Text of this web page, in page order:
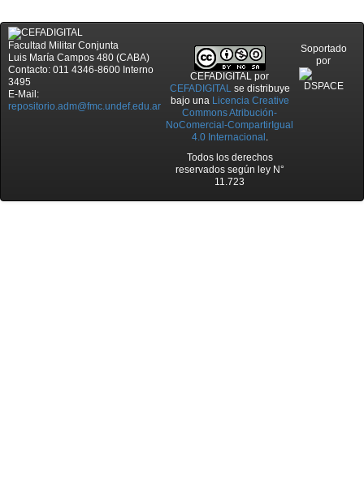
Facultad Militar Conjunta
Luis María Campos 480 (CABA)
Contacto: 011 4346-8600 Interno
3495
E-Mail:
repositorio.adm@fmc.undef.edu.ar
CEFADIGITAL por
CEFADIGITALse distribuye
bajo una Licencia Creative
Commons Atribución-
NoComercial-CompartirIgual
4.0 Internacional .
Todos los derechos
reservados según ley N°
11.723
Soportado
por